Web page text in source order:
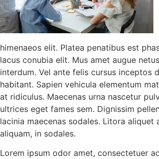
himenaeos elit. Platea penatibus est
lacus conubia elit. Mus amet augue
interdum. Vel ante felis cursus inceptos
habitant. Sapien vehicula elementum
at ridiculus. Maecenas urna nascetur
ultrices eget fames sem. Dignissim
lacinia maecenas sodales. Litora aliquet
aliquam, in sodales.
Lorem ipsum odor amet, consectetuer